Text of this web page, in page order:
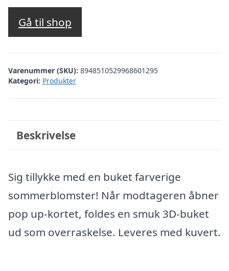
Gå til shop
Varenummer (SKU): 8948510529968601295
Kategori: Produkter
Beskrivelse
Sig tillykke med en buket farverige
sommerblomster! Når modtageren åbner
pop up-kortet, foldes en smuk 3D-buket
ud som overraskelse. Leveres med kuvert.